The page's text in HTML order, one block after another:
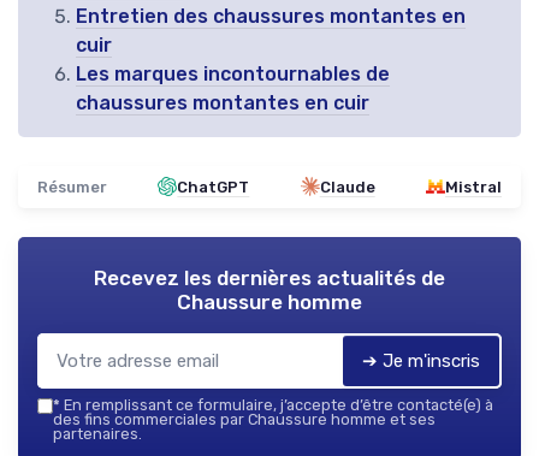
Entretien des chaussures montantes en
cuir
Les marques incontournables de
chaussures montantes en cuir
Résumer ChatGPT Claude Mistral
Recevez les dernières actualités de
Chaussure homme
➔ Je m'inscris
* En remplissant ce formulaire, j’accepte d’être contacté(e) à
des fins commerciales par Chaussure homme et ses
partenaires.